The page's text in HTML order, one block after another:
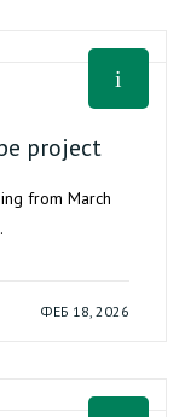
project
from March
ФЕБ 18, 2026